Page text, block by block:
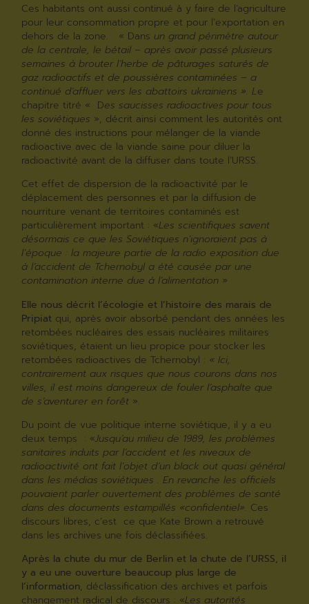
Ces habitants ont aussi continué à y faire de l’agriculture
pour leur consommation propre et pour l’exportation en
dehors de la zone. « Dans un grand périmètre autour
de la centrale, le bétail – après avoir passé plusieurs
semaines à brouter l’herbe de pâturages saturés de
gaz radioactifs et de poussières contaminées – a
continué d’affluer vers les abattoirs ukrainiens ». Le
chapitre titré « Des saucisses radioactives pour tous
les soviétiques », décrit ainsi comment les autorités ont
donné des instructions pour mélanger de la viande
radioactive avec de la viande saine pour diluer la
radioactivité avant de la diffuser dans toute l’URSS.
Cet effet de dispersion de la radioactivité par le
déplacement des personnes et par la diffusion de
nourriture venant de territoires contaminés est
particulièrement important : «Les scientifiques savent
désormais ce que les Soviétiques n’ignoraient pas à
l’époque : la majeure partie de la radio exposition due
à l’accident de Tchernobyl a été causée par une
contamination interne due à l’alimentation »
Elle nous décrit l’écologie et l’histoire des marais de
Pripiat qui, après avoir absorbé pendant des années les
retombées nucléaires des essais nucléaires militaires
soviétiques, étaient un lieu propice pour stocker les
retombées radioactives de Tchernobyl : « Ici,
contrairement aux risques que nous courons dans nos
villes, il est moins dangereux de fouler l’asphalte que
de s’aventurer en forêt ».
Du point de vue politique interne soviétique, il y a eu
deux temps : «Jusqu’au milieu de 1989, les problèmes
sanitaires induits par l’accident et les niveaux de
radioactivité ont fait l’objet d’un black out quasi général
dans les médias soviétiques . En revanche les officiels
pouvaient parler ouvertement des problèmes de santé
dans des documents estampillés «confidentiel». Ces
discours libres, c’est ce que Kate Brown a retrouvé
dans les archives une fois déclassifiées.
Après la chute du mur de Berlin et la chute de l’URSS, il
y a eu une ouverture beaucoup plus large de
l’information, déclassification des archives et parfois
changement radical de discours : «Les autorités